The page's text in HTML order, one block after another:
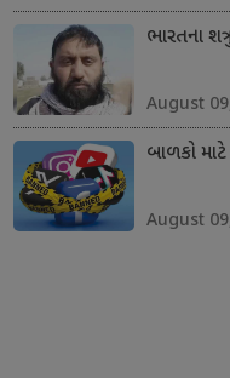
ભારતના
August
બાળકો
August